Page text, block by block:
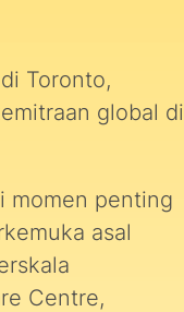
Toronto,
global di
momen penting
asal
Centre,